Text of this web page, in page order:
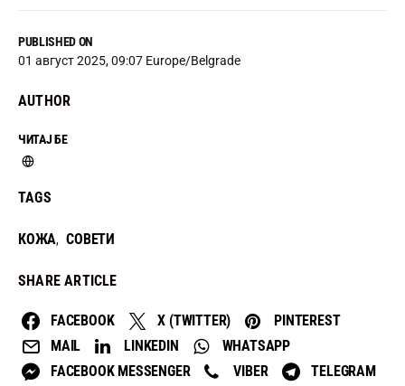
PUBLISHED ON
01 август 2025, 09:07 Europe/Belgrade
AUTHOR
ЧИТАЈ БЕ
TAGS
КОЖА, СОВЕТИ
SHARE ARTICLE
FACEBOOK X (TWITTER)
PINTEREST
MAIL
LINKEDIN
WHATSAPP
FACEBOOK MESSENGER
VIBER TELEGRAM